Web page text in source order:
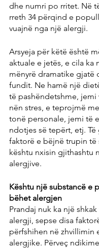
dhe numri po rritet. Në
rreth 34 përqind e
vuajnë nga një alergji.
Arsyeja për këtë është
aktuale e jetës, e cila ka
mënyrë dramatike gjatë
fundit. Ne hamë një
të pashëndetshme, jemi
nën stres, e teprojmë
tonë personale, jemi të
ndotjes së tepërt, etj. Të
faktorë e bëjnë trupin të
kështu nxisin gjithashtu
alergjive.
Kështu një substancë e
bëhet alergjen
Prandaj nuk ka një
alergji, sepse disa
përfshihen në zhvillimin
alergjike. Përveç